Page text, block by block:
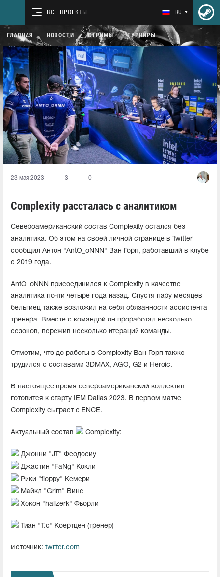
ВСЕ ПРОЕКТЫ RU
ГЛАВНАЯ НОВОСТИ СТРИМЫ ТУРНИРЫ
23 мая 2023 3 0
Complexity рассталась с аналитиком
Североамериканский состав Complexity остался без
аналитика. Об этом на своей личной странице в Twitter
сообщил Антон "AntO_oNNN" Ван Горп, работавший в клубе
с 2019 года.
AntO_oNNN присоединился к Complexity в качестве
аналитика почти четыре года назад. Спустя пару месяцев
бельгиец также возложил на себя обязанности ассистента
тренера. Вместе с командой он проработал несколько
сезонов, пережив несколько итераций команды.
Отметим, что до работы в Complexity Ван Горп также
трудился с составами 3DMAX, AGO, G2 и Heroic.
В настоящее время североамериканский коллектив
готовится к старту IEM Dallas 2023. В первом матче
Complexity сыграет с ENCE.
Актуальный состав Complexity:
Джонни "JT" Феодосиу
Джастин "FaNg⁠" Кокли
Рики "floppy" Кемери
Майкл "Grim" Винс
Хокон "hallzerk" Фьорли
Тиан "T.c" Коертцен (тренер)
Источник: twitter.com